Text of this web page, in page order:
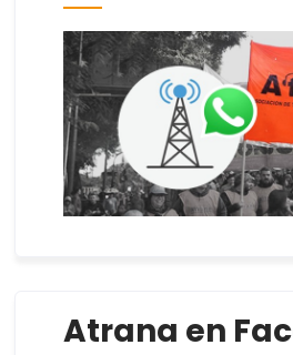
Atrana en